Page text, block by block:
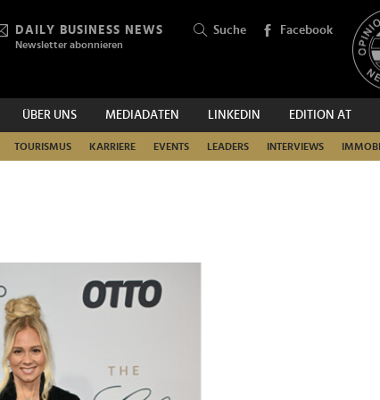
DAILY BUSINESS NEWS
Newsletter abonnieren
Suche Facebook
ÜBER UNS MEDIADATEN LINKEDIN EDITION AT
TOURISMUS KARRIERE EVENTS LEADERS INTERVIEWS
SUCHEN